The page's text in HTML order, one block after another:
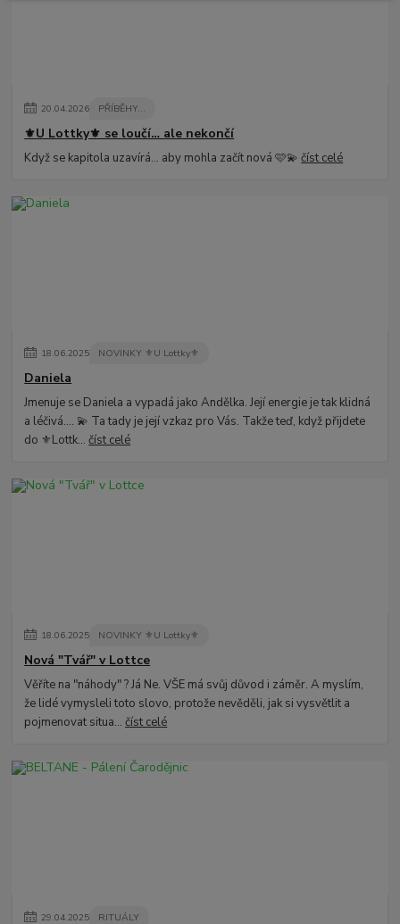
20.04.2026 PŘÍBĚHY...
⚜️U Lottky⚜️ se loučí… ale nekončí
Když se kapitola uzavírá… aby mohla začít nová 🩷💫číst celé
18.06.2025 NOVINKY ⚜️U Lottky⚜️
Daniela
Jmenuje se Daniela a vypadá jako Andělka. Její energie je tak klidná
a léčivá.... 💫 Ta tady je její vzkaz pro Vás. Takže teď, když přijdete
do ⚜️Lottk...číst celé
18.06.2025 NOVINKY ⚜️U Lottky⚜️
Nová "Tvář" v Lottce
Věříte na "náhody" ? Já Ne. VŠE má svůj důvod i záměr. A myslím,
že lidé vymysleli toto slovo, protože nevěděli, jak si vysvětlit a
pojmenovat situa...číst celé
29.04.2025 RITUÁLY